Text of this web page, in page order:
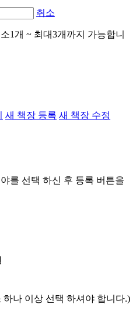
취소
1개 ~ 최대3개까지 가능합니
새 책장 등록 새 책장 수정
를 선택 하신 후 등록 버튼을
나 이상 선택 하셔야 합니다.)